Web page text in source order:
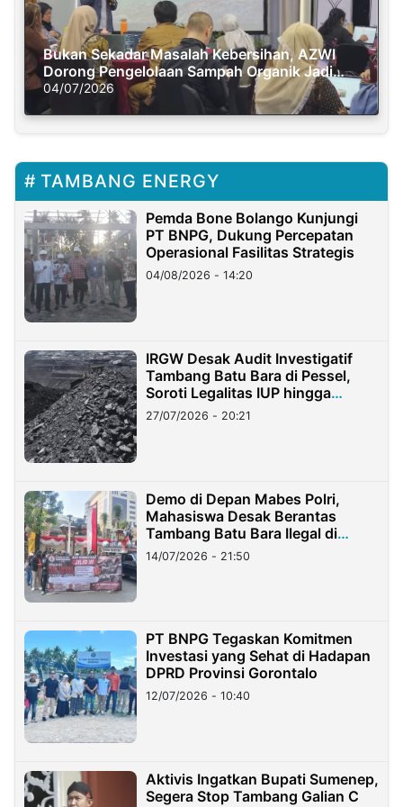
Bukan Sekadar Masalah Kebersihan, AZWI
Dorong Pengelolaan Sampah Organik Jadi
Solusi Krisis Iklim
04/07/2026
TAMBANG ENERGY
Pemda Bone Bolango Kunjungi
PT BNPG, Dukung Percepatan
Operasional Fasilitas Strategis
04/08/2026 - 14:20
IRGW Desak Audit Investigatif
Tambang Batu Bara di Pessel,
Soroti Legalitas IUP hingga
Stockpile
27/07/2026 - 20:21
Demo di Depan Mabes Polri,
Mahasiswa Desak Berantas
Tambang Batu Bara Ilegal di
Lampung
14/07/2026 - 21:50
PT BNPG Tegaskan Komitmen
Investasi yang Sehat di Hadapan
DPRD Provinsi Gorontalo
12/07/2026 - 10:40
Aktivis Ingatkan Bupati Sumenep,
Segera Stop Tambang Galian C